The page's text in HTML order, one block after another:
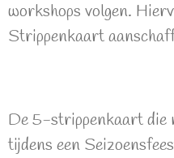
workshops volgen.
Strippenkaart
De 5-strippenkaart die
tijdens een